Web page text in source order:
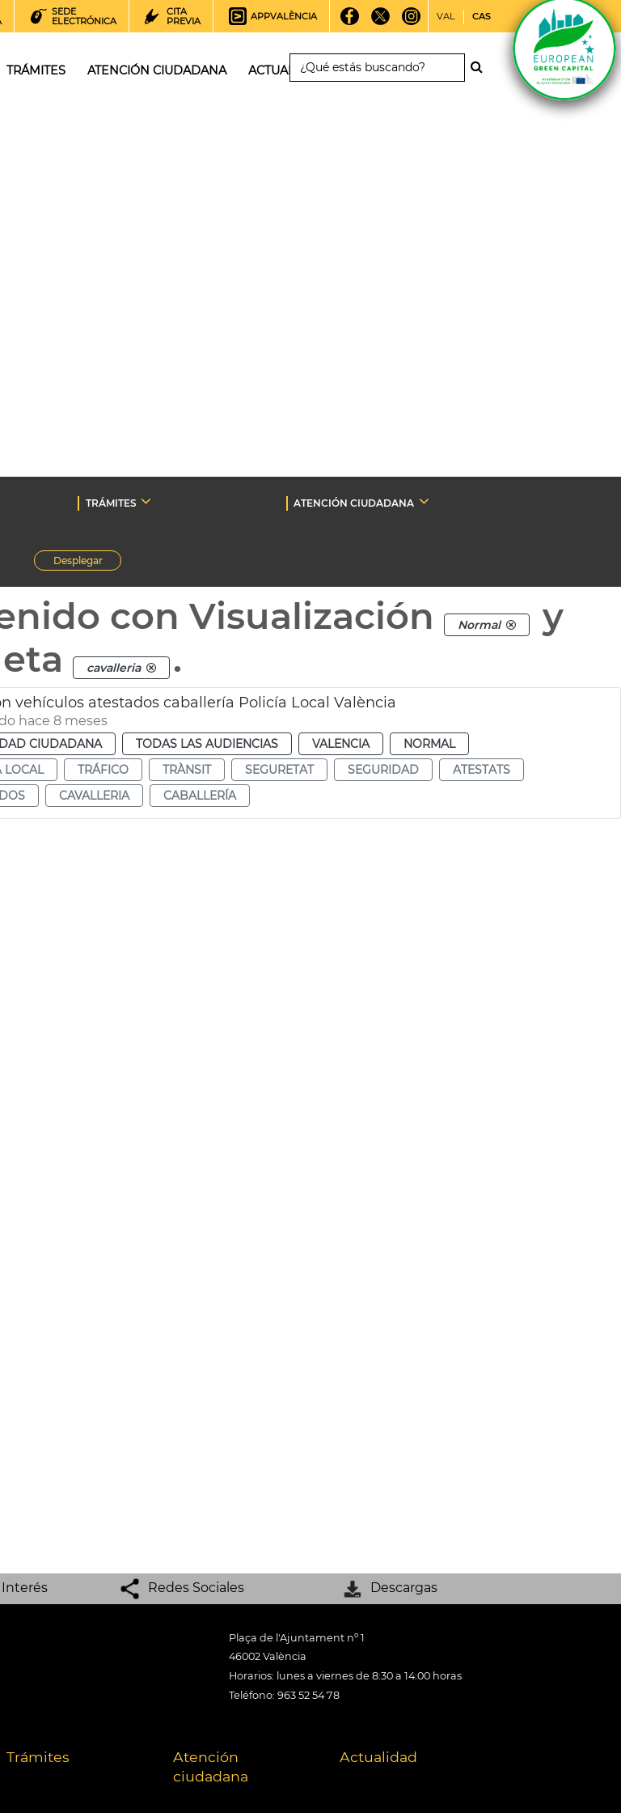
SEDE
ELECTRÓNICA
CITA
PREVIA
APPVALÈNCIA VAL CAS
TRÁMITES ATENCIÓN CIUDADANA ACTUALIDAD
TRÁMITES
ATENCIÓN CIUDADANA
Desplegar
con Visualización Normal
y
cavalleria .
vehículos atestados caballería Policía Local València
hace 8 meses
CIUDADANA TODAS LAS AUDIENCIAS VALENCIA
NORMAL
LOCAL
TRÁFICO TRÀNSIT SEGURETAT SEGURIDAD
ATESTATS
CAVALLERIA CABALLERÍA
Interés Redes Sociales Descargas
Plaça de l'Ajuntament nº 1
46002 València
Horarios: lunes a viernes de 8:30 a 14:00 horas
Teléfono: 963 52 54 78
Trámites
Atención
ciudadana
Actualidad